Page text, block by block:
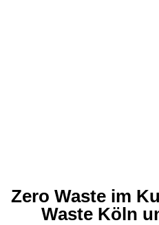
Zero Waste im
Waste Köln